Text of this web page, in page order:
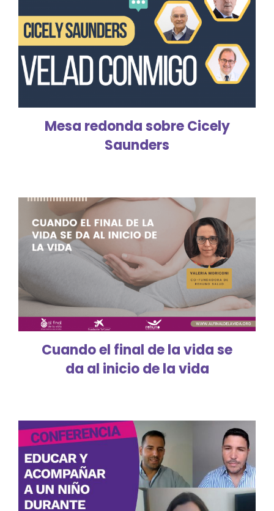
Mesa redonda sobre Cicely
Saunders
Cuando el final de la vida se
da al inicio de la vida